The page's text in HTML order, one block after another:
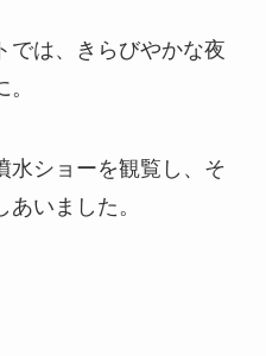
では、きらびやかな夜
水ショーを観覧し、そ
いました。